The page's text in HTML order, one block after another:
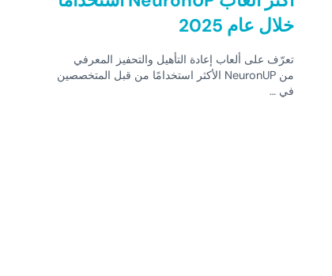
خلال عام 2025
تعرّف على ألعاب إعادة التأهيل والتحفيز المعرفي
من NeuronUP الأكثر استخدامًا من قبل المتخصصين
في …